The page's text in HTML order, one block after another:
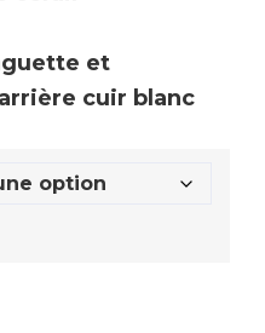
et
cuir blanc